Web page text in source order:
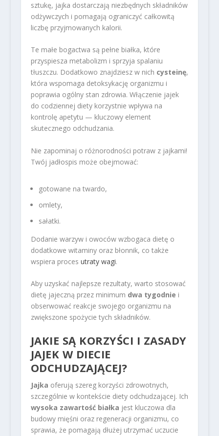
sztukę, jajka dostarczają niezbędnych składników
odżywczych i pomagają ograniczyć całkowitą
liczbę przyjmowanych kalorii.
Te małe bogactwa są pełne białka, które
przyspiesza metabolizm i sprzyja spalaniu
tłuszczu. Dodatkowo znajdziesz w nich cysteinę,
która wspomaga detoksykację organizmu i
poprawia ogólny stan zdrowia. Włączenie jajek
do codziennej diety korzystnie wpływa na
kontrolę apetytu — kluczowy element
skutecznego odchudzania.
Nie zapominaj o różnorodności potraw z jajkami!
Twój jadłospis może obejmować:
gotowane na twardo,
omlety,
sałatki.
Dodanie warzyw i owoców wzbogaca dietę o
dodatkowe witaminy oraz błonnik, co także
wspiera proces utraty wagi.
Aby uzyskać najlepsze rezultaty, warto stosować
dietę jajeczną przez minimum dwa tygodnie i
obserwować reakcje swojego organizmu na
zwiększone spożycie tych składników.
JAKIE SĄ KORZYŚCI I ZASADY
JAJEK W DIECIE
ODCHUDZAJĄCEJ?
Jajka oferują szereg korzyści zdrowotnych,
szczególnie w kontekście diety odchudzającej. Ich
wysoka zawartość białka jest kluczowa dla
budowy mięśni oraz regeneracji organizmu, co
sprawia, że pomagają dłużej utrzymać uczucie